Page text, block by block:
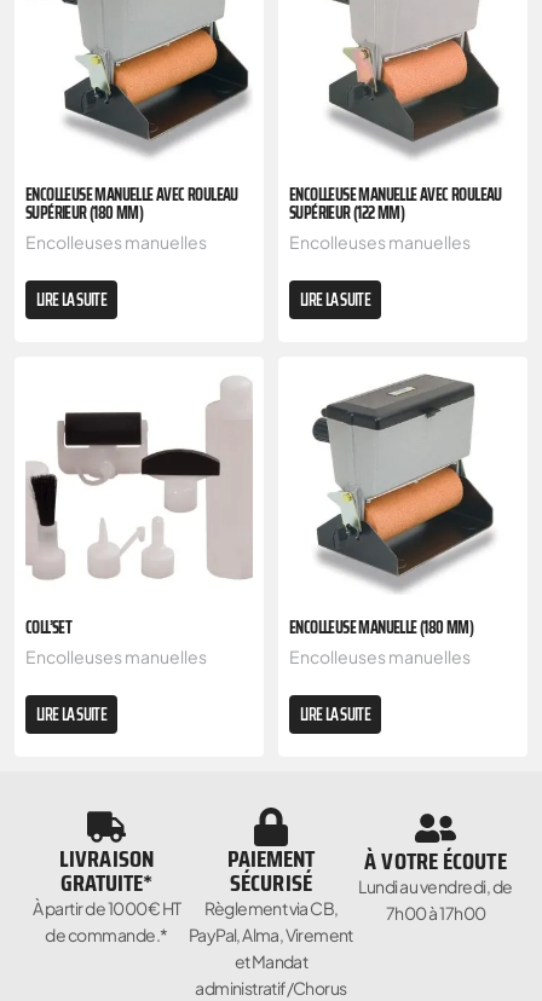
ENCOLLEUSE MANUELLE AVEC ROULEAU
SUPÉRIEUR (180 MM)
Encolleuses manuelles
LIRE LA SUITE
ENCOLLEUSE MANUELLE AVEC ROULEAU
SUPÉRIEUR (122 MM)
Encolleuses manuelles
LIRE LA SUITE
COLL’SET
Encolleuses manuelles
LIRE LA SUITE
ENCOLLEUSE MANUELLE (180 MM)
Encolleuses manuelles
LIRE LA SUITE
LIVRAISON
GRATUITE*
À partir de 1000€ HT
de commande.*
PAIEMENT
SÉCURISÉ
Règlement via CB,
PayPal, Alma, Virement
et Mandat
administratif/Chorus
À VOTRE ÉCOUTE
Lundi au vendredi, de
7h00 à 17h00